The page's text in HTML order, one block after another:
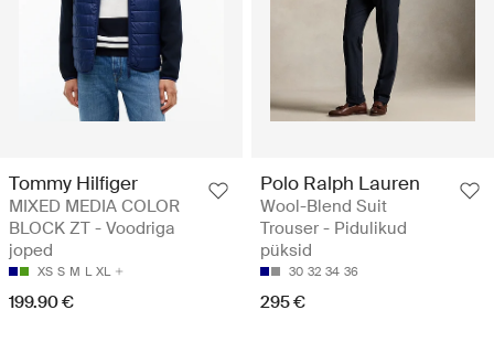
Tommy Hilfiger
MIXED MEDIA COLOR
BLOCK ZT - Voodriga
joped
XS S M L XL
199.90 €
Polo Ralph Lauren
Wool-Blend Suit
Trouser - Pidulikud
püksid
30 32 34 36
295 €